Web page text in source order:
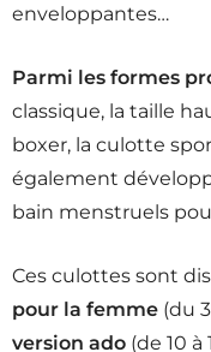
enveloppantes…
Parmi les formes
classique, la taille
boxer, la culotte
également
bain menstruels
Ces culottes sont
pour la femme (du
version ado (de 10 à